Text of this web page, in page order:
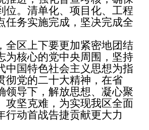
位。清单化、项目化、工程
任务实施完成，坚决完成全
区上下要更加紧密地团结
为核心的党中央周围，坚持
中国特色社会主义思想为指
彻党的二十大精神，在省
领导下，解放思想、凝心聚
攻坚克难，为实现我区全面
行动首战告捷贡献更大力